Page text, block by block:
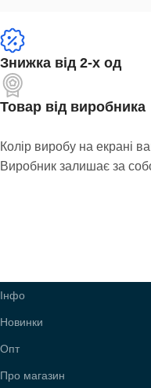
Знижка від 2-х од
Товар від виробника
Колір виробу на екрані
Виробник залишає за
Інфо
Новинки
Опт
Про магазин